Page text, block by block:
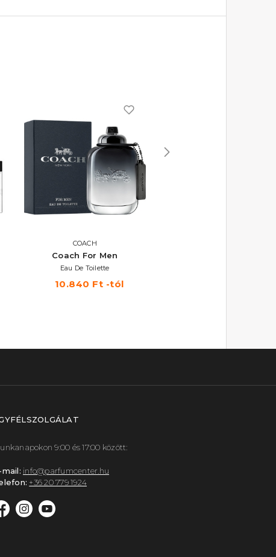
COACH
Coach For Men
Eau De Toilette
10.840 Ft -tól
9:00 és 17:00 között:
mail: info@parfumcenter.hu
+36 20 779 1924